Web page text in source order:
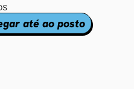
até ao posto